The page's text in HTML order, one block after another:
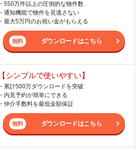
・550万件以上の圧倒的な物件数
・通知機能で物件を見逃さない
・最大5万円のお祝い金がもらえる
ダウンロードはこちら
【シンプルで使いやすい】
・累計500万ダウンロードを突破
・内見予約が簡単にできる
・仲介手数料を最低金額保証
ダウンロードはこちら